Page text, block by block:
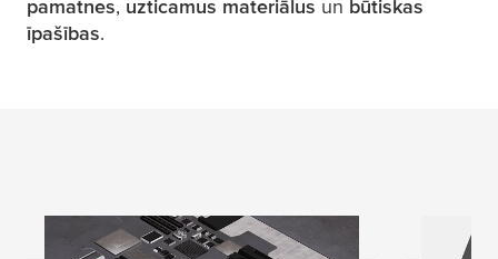
pamatnes, uzticamus materiālus un būtiskas
īpašības.